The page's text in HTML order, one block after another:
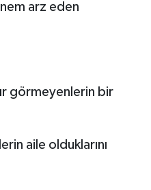
arz eden
görmeyenlerin bir
aile olduklarını